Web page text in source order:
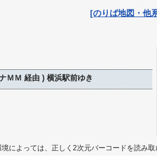
[のりば地図・他
ＭＭ 経由 ) 横浜駅前ゆき
によっては、正しく2次元バーコードを読み取